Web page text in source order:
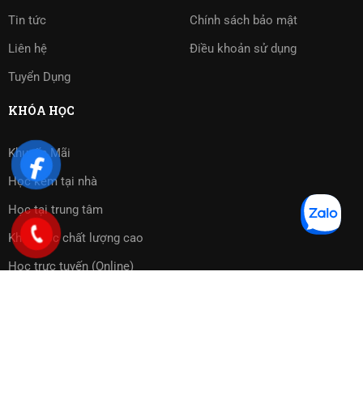
Tin tức
Liên hệ
Tuyển Dụng
Chính sách bảo mật
Điều khoản sử dụng
KHÓA HỌC
Khuyến Mãi
Học kèm tại nhà
Học tại trung tâm
Khóa học chất lượng cao
Học trực tuyến (Online)